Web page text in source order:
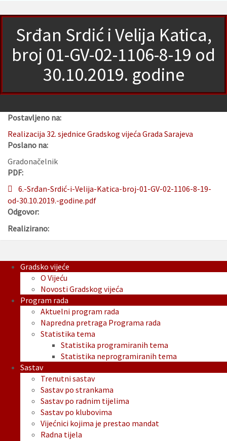
Srđan Srdić i Velija Katica,
broj 01-GV-02-1106-8-19 od
30.10.2019. godine
Postavljeno na:
Realizacija 32. sjednice Gradskog vijeća Grada Sarajeva
Poslano na:
Gradonačelnik
PDF:
6.-Srđan-Srdić-i-Velija-Katica-broj-01-GV-02-1106-8-19-
od-30.10.2019.-godine.pdf
Odgovor:
Realizirano:
Gradsko vijeće
O Vijeću
Novosti Gradskog vijeća
Program rada
Aktuelni program rada
Napredna pretraga Programa rada
Statistika tema
Statistika programiranih tema
Statistika neprogramiranih tema
Sastav
Trenutni sastav
Sastav po strankama
Sastav po radnim tijelima
Sastav po klubovima
Vijećnici kojima je prestao mandat
Radna tijela